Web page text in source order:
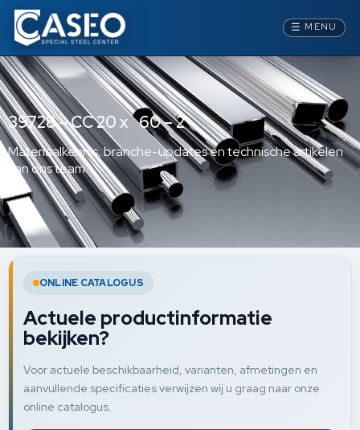
☰ MENU
39728 – CC 20 x 60 – 2
Materiaalkennis, branche-updates en technische artikelen
van ons team.
ONLINE CATALOGUS
Actuele productinformatie
bekijken?
Voor actuele beschikbaarheid, varianten, afmetingen en
aanvullende specificaties verwijzen wij u graag naar onze
online catalogus.